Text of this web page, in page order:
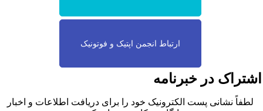
ارتباط انجمن اپتیک و فوتونیک
در خبرنامه
لطفاً نشانی پست الکترونیک خود را برای دریافت اطلاعات و اخبار